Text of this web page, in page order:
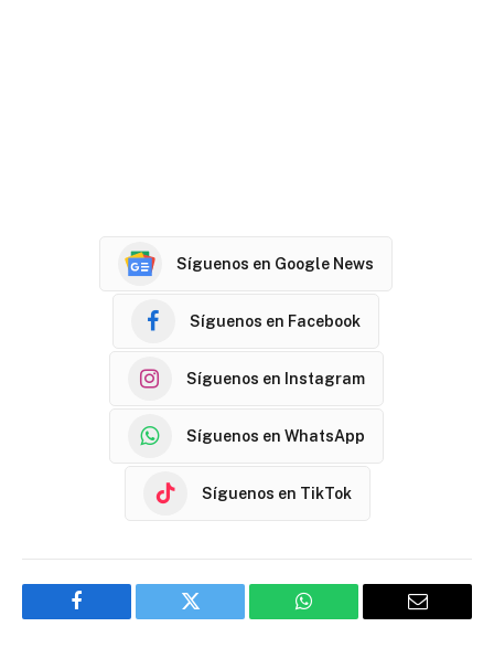
Síguenos en Google News
Síguenos en Facebook
Síguenos en Instagram
Síguenos en WhatsApp
Síguenos en TikTok
Facebook Twitter WhatsApp Email